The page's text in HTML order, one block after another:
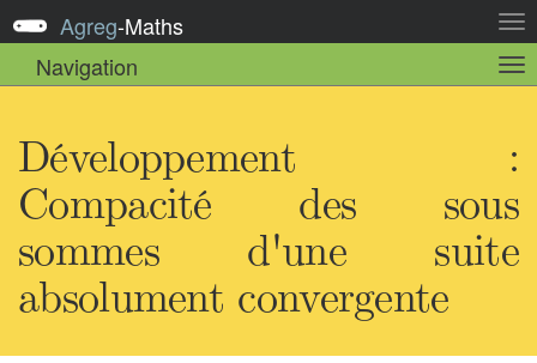
la
Agreg-Maths
Navigation
la
Développement :
Compacité des sous
sommes d'une suite
absolument convergente